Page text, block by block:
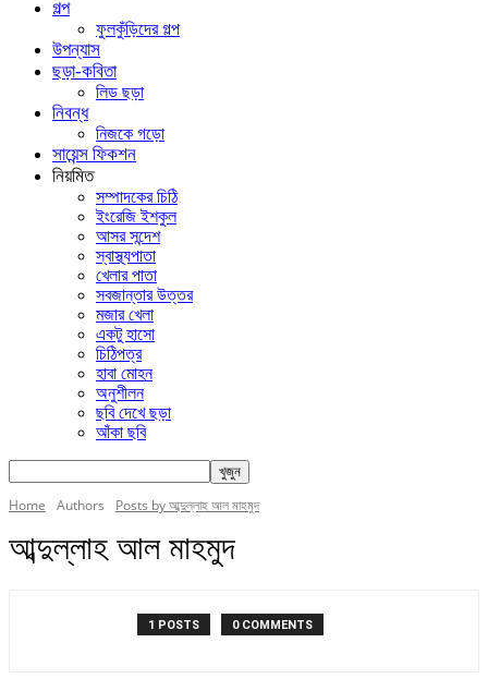
গল্প
ফুলকুঁড়িদের গল্প
উপন্যাস
ছড়া-কবিতা
লিড ছড়া
নিবন্ধ
নিজকে গড়ো
সায়েন্স ফিকশন
নিয়মিত
সম্পাদকের চিঠি
ইংরেজি ইশকুল
আসর সন্দেশ
স্বাস্থ্যপাতা
খেলার পাতা
সবজান্তার উত্তর
মজার খেলা
একটু হাসো
চিঠিপত্র
হাবা মোহন
অনুশীলন
ছবি দেখে ছড়া
আঁকা ছবি
Home Authors Posts by আব্দুল্লাহ আল মাহমুদ
আব্দুল্লাহ আল মাহমুদ
1 POSTS 0 COMMENTS